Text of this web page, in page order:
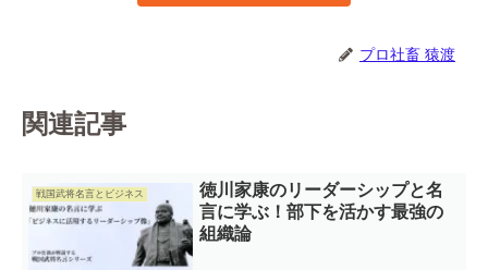
プロ社畜 猿渡
関連記事
戦国武将名言とビジネス
徳川家康のリーダーシップと名
言に学ぶ！部下を活かす最強の
組織論